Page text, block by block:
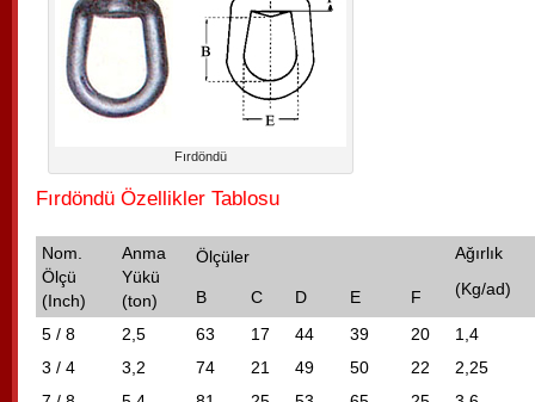
Fırdöndü
Fırdöndü Özellikler Tablosu
Nom.
Ölçü
(Inch)
Anma
Yükü
(ton)
Ölçüler
Ağırlık
(Kg/ad)
B C D E
F
5 / 8
2,5 63 17 44 39 20
1,4
3 / 4
3,2 74 21 49 50 22
2,25